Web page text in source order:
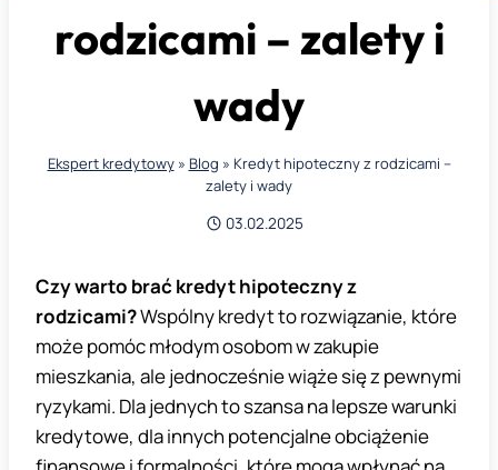
rodzicami – zalety i
wady
Ekspert kredytowy» Blog » Kredyt hipoteczny z rodzicami –
zalety i wady
03.02.2025
Czy warto brać kredyt hipoteczny z
rodzicami?Wspólny kredyt to rozwiązanie, które
może pomóc młodym osobom w zakupie
mieszkania, ale jednocześnie wiąże się z pewnymi
ryzykami. Dla jednych to szansa na lepsze warunki
kredytowe, dla innych potencjalne obciążenie